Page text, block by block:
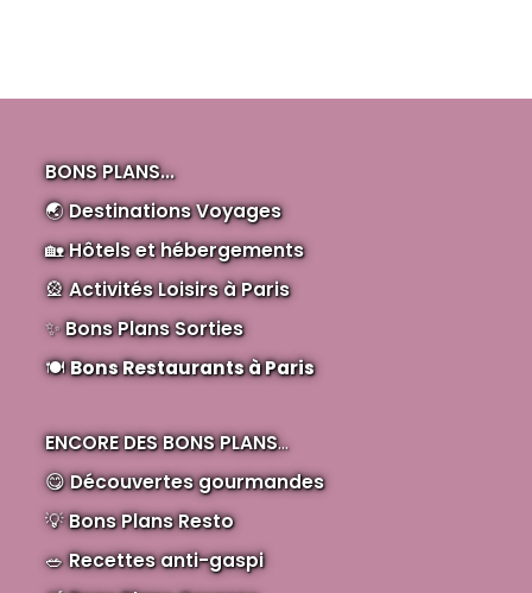
BONS PLANS...
🌏Destinations Voyages
🏡Hôtels et hébergements
🎡Activités Loisirs à Paris
✨Bons Plans Sorties
🍽️Bons Restaurants à Paris
ENCORE DES BONS PLANS...
😋Découvertes gourmandes
💡Bons Plans Resto
🥗Recettes anti-gaspi